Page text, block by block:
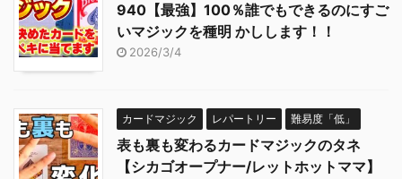
940【最強】100％誰でもできるのにすご
いマジックを種明 かしします！！
2026/3/4
カードマジック レパートリー 難易度「低」
表も裏も変わるカードマジックのタネ
【シカゴオープナー/レットホットママ】